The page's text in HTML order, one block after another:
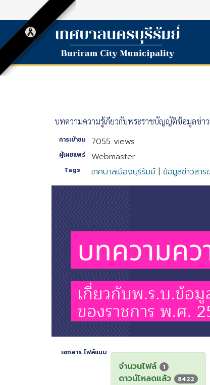
บทความความรู้เกี่ยวกับพระราชบัญญัติข้อมูลข่า
การเข้าชม 7055 views
ผู้เผยแพร่ Webmaster
Tags เทศบาลเมืองบุรีรัมย์ |ข้อมูลข่าวสาร
เอกสาร ไฟล์แนบ
จำนวนไฟล์ 1
ดาวน์โหลดแล้ว 8422